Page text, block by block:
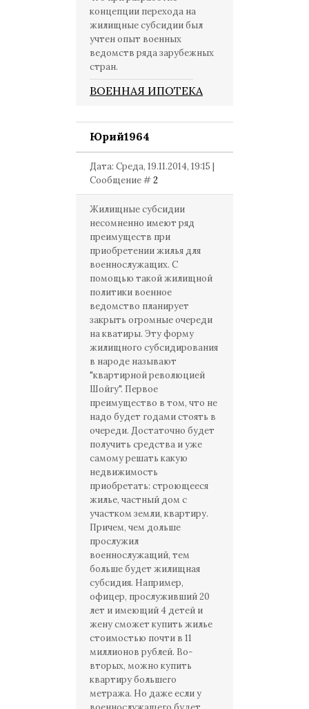
концепции перехода на
жилищные субсидии был
учтен опыт военных
ведомств ряда зарубежных
стран.
ВОЕННАЯ ИПОТЕКА
Юрий1964
Дата: Среда, 19.11.2014, 19:15 |
Сообщение #2
Жилищные субсидии
несомненно имеют ряд
преимуществ при
приобретении жилья для
военнослужащих. С
помощью такой жилищной
политики военное
ведомство планирует
закрыть огромные очереди
на кватиры. Эту форму
жилищного субсидирования
в народе называют
"квартирной революцией
Шойгу". Первое
преимущество в том, что не
надо будет годами стоять в
очереди. Достаточно будет
получить средства и уже
самому решать какую
недвижимость
приобретать: строющееся
жилье, частный дом с
участком земли, квартиру.
Причем, чем дольше
прослужил
военнослужащий, тем
больше будет жилищная
субсидия. Например,
офицер, прослуживший 20
лет и имеющий 4 детей и
жену сможет купить жилье
стоимостью почти в 11
миллионов рублей. Во-
вторых, можно купить
квартиру большего
метража. Но даже если у